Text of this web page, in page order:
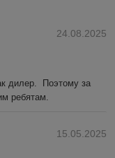
24.08.2025
дилер.  Поэтому за
ребятам.
15.05.2025